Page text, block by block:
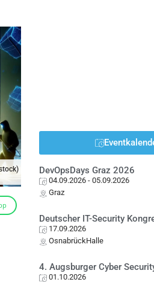
DevOpsDays Graz 2026
04.09.2026 - 05.09.2026
Graz
Deutscher IT-Security
17.09.2026
OsnabrückHalle
4. Augsburger Cyber
01.10.2026